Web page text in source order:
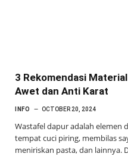
3 Rekomendasi
Awet dan Anti Karat
INFO OCTOBER 20, 2024
Wastafel dapur adalah elemen
tempat cuci piring, membilas
meniriskan pasta, dan lainnya.